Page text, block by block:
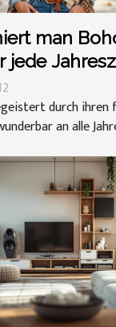
man
jede
durch ihren
an alle